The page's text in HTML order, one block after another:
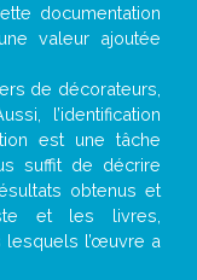
documentation
valeur ajoutée
de décorateurs,
l’identification
est une tâche
suffit de décrire
obtenus et
et les livres,
lesquels l’œuvre a